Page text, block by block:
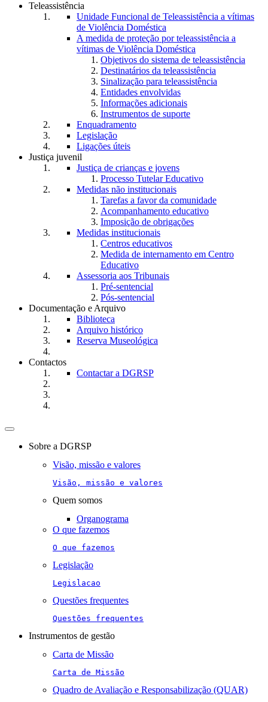
Teleassistência
Unidade Funcional de Teleassistência a vítimas
de Violência Doméstica
A medida de proteção por teleassistência a
vítimas de Violência Doméstica
Objetivos do sistema de teleassistência
Destinatários da teleassistência
Sinalização para teleassistência
Entidades envolvidas
Informações adicionais
Instrumentos de suporte
Enquadramento
Legislação
Ligações úteis
Justiça juvenil
Justiça de crianças e jovens
Processo Tutelar Educativo
Medidas não institucionais
Tarefas a favor da comunidade
Acompanhamento educativo
Imposição de obrigações
Medidas institucionais
Centros educativos
Medida de internamento em Centro
Educativo
Assessoria aos Tribunais
Pré-sentencial
Pós-sentencial
Documentação e Arquivo
Biblioteca
Arquivo histórico
Reserva Museológica
Contactos
Contactar a DGRSP
Toggle
navigationSobre a DGRSP
Visão, missão e valores
Visão, missão e valores
Quem somos
Organograma
O que fazemos
O que fazemos
Legislação
Legislacao
Questões frequentes
Questões frequentes
Instrumentos de gestão
Carta de Missão
Carta de Missão
Quadro de Avaliação e Responsabilização (QUAR)